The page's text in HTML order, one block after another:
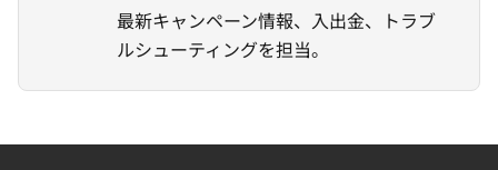
最新キャンペーン情報、入出金、トラブ
ルシューティングを担当。